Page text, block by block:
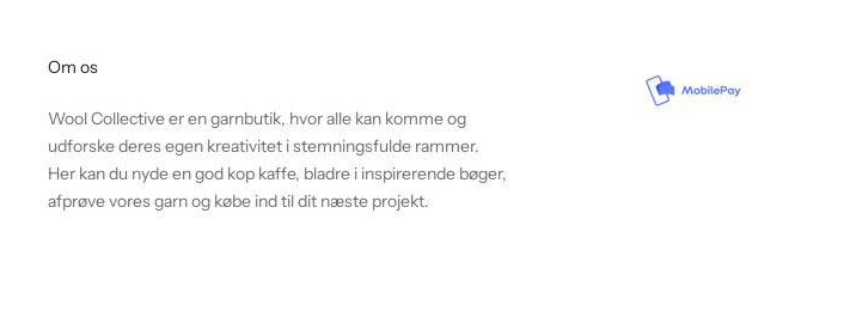
Om os
Wool Collective er en garnbutik, hvor alle kan komme og
udforske deres egen kreativitet i stemningsfulde rammer.
Her kan du nyde en god kop kaffe, bladre i inspirerende bøger,
afprøve vores garn og købe ind til dit næste projekt.